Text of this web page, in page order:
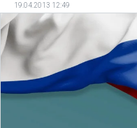
19.04.2013 12:49